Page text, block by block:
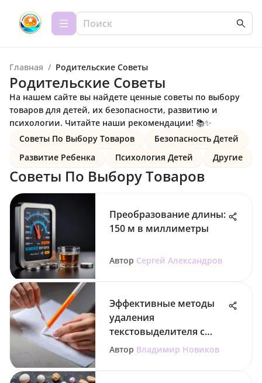
Главная / Родительские Советы
Родительские Советы
На нашем сайте вы найдете ценные советы по выбору
товаров для детей, их безопасности, развитию и
психологии. Читайте наши рекомендации! 📚✨
Советы По Выбору Товаров
Безопасность Детей
Развитие Ребенка
Психология Детей Другие
Советы По Выбору Товаров
Преобразование длины:
150 м в миллиметры
Автор Сергей Александров
Эффективные методы
удаления
текстовыделителя с
бумаги
Автор Владимир Новиков